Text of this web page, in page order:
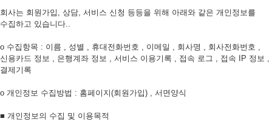
회사는 회원가입, 상담, 서비스 신청 등등을 위해 아래와 같은 개인정보를
수집하고 있습니다..
ο 수집항목 : 이름 , 성별 , 휴대전화번호 , 이메일 , 회사명 , 회사전화번호 ,
신용카드 정보 , 은행계좌 정보 , 서비스 이용기록 , 접속 로그 , 접속 IP 정보 ,
결제기록
ο 개인정보 수집방법 : 홈페이지(회원가입) , 서면양식
■ 개인정보의 수집 및 이용목적